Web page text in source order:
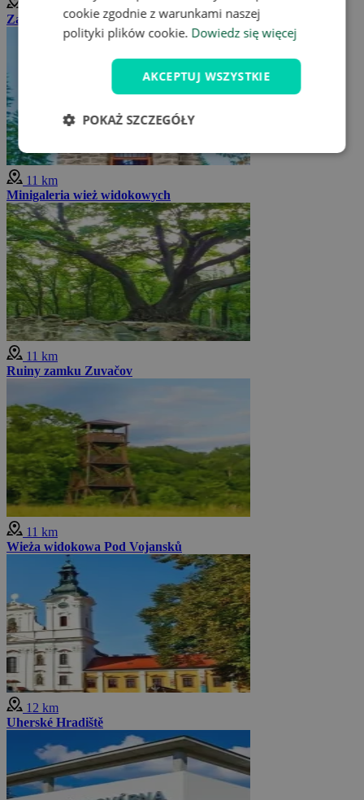
Zamek Luhačovice i park zamkowy
11 km
Minigaleria wież widokowych
11 km
Ruiny zamku Zuvačov
11 km
Wieża widokowa Pod Vojansků
12 km
Uherské Hradiště
cookie zgodnie z warunkami naszej
polityki plików cookie. Dowiedz się więcej
AKCEPTUJ WSZYSTKIE
POKAŻ SZCZEGÓŁY